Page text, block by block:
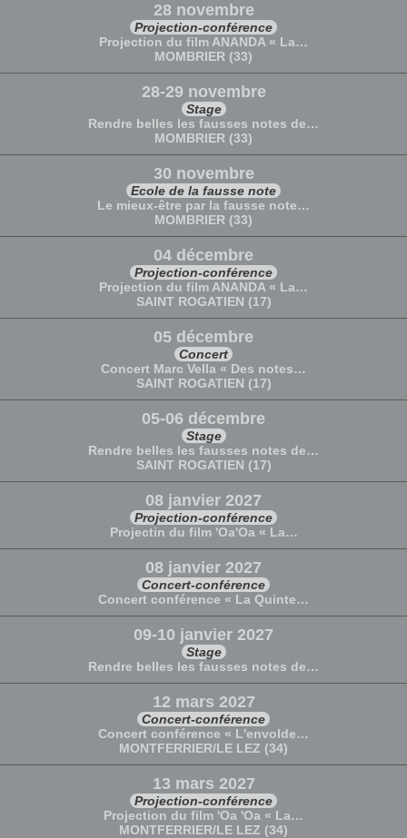
28 novembre
Projection-conférence
Projection du film ANANDA « La…
MOMBRIER (33)
28-29 novembre
Stage
Rendre belles les fausses notes de…
MOMBRIER (33)
30 novembre
Ecole de la fausse note
Le mieux-être par la fausse note…
MOMBRIER (33)
04 décembre
Projection-conférence
Projection du film ANANDA « La…
SAINT ROGATIEN (17)
05 décembre
Concert
Concert Marc Vella « Des notes…
SAINT ROGATIEN (17)
05-06 décembre
Stage
Rendre belles les fausses notes de…
SAINT ROGATIEN (17)
08 janvier 2027
Projection-conférence
Projectin du film 'Oa'Oa « La…
08 janvier 2027
Concert-conférence
Concert conférence « La Quinte…
09-10 janvier 2027
Stage
Rendre belles les fausses notes de…
12 mars 2027
Concert-conférence
Concert conférence « L'envolde…
MONTFERRIER/LE LEZ (34)
13 mars 2027
Projection-conférence
Projection du film 'Oa 'Oa « La…
MONTFERRIER/LE LEZ (34)